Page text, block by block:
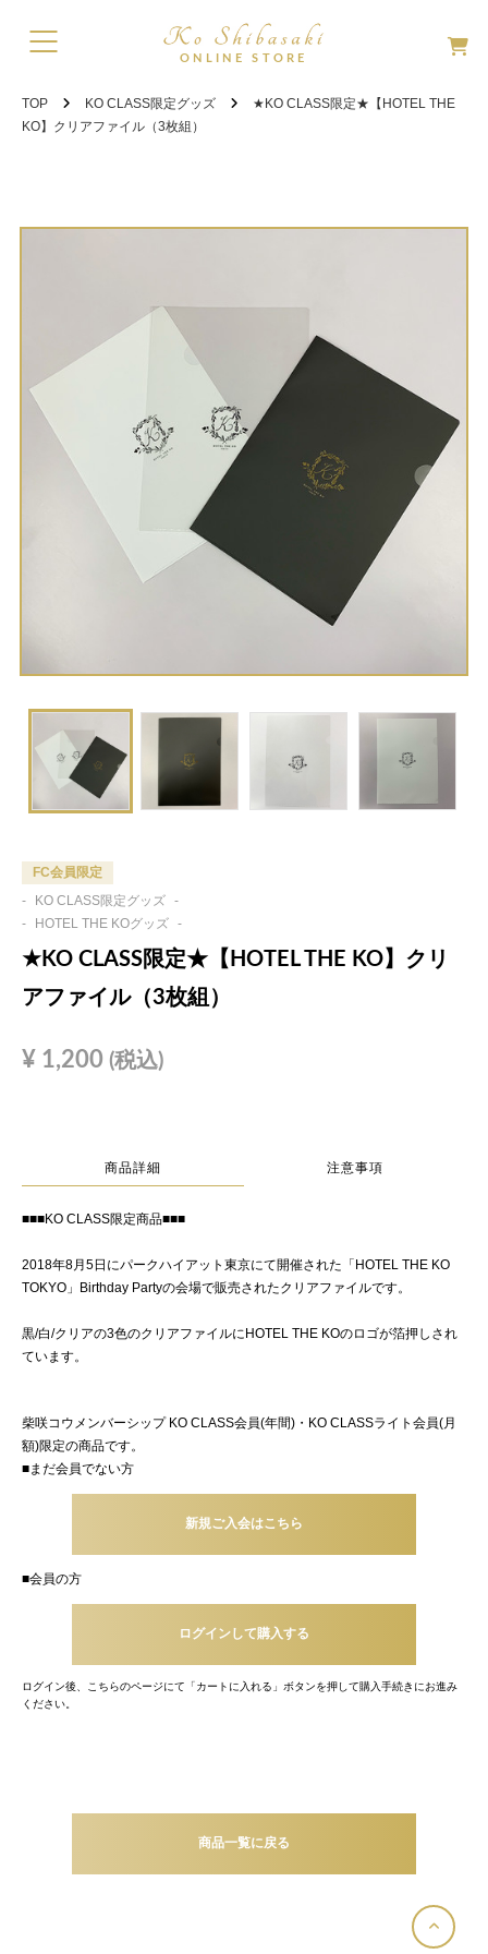
TOP KO CLASS限定グッズ
★KO CLASS限定★【HOTEL THE
KO】クリアファイル（3枚組）
FC会員限定
-
KO CLASS限定グッズ -
-
HOTEL THE KOグッズ -
★KO CLASS限定★【HOTEL THE KO】クリ
アファイル（3枚組）
¥ 1,200 (税込)
商品詳細 注意事項
■■■KO CLASS限定商品■■■
2018年8月5日にパークハイアット東京にて開催された「HOTEL THE KO
TOKYO」Birthday Partyの会場で販売されたクリアファイルです。
黒/白/クリアの3色のクリアファイルにHOTEL THE KOのロゴが箔押しされ
ています。
柴咲コウメンバーシップ KO CLASS会員(年間)・KO CLASSライト会員(月
額)限定の商品です。
■まだ会員でない方
新規ご入会はこちら
■会員の方
ログインして購入する
ログイン後、こちらのページにて「カートに入れる」ボタンを押して購入手続きにお進み
ください。
商品一覧に戻る